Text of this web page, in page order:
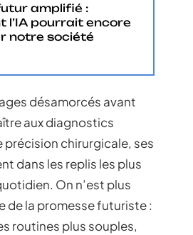
amplifié :
l’IA pourrait encore
notre société
désamorcés avant
aux diagnostics
précision chirurgicale, ses
dans les replis les plus
On n’est plus
de la promesse futuriste :
routines plus souples,